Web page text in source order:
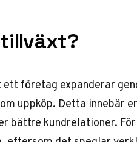
företag expanderar
uppköp. Detta innebär
bättre kundrelationer.